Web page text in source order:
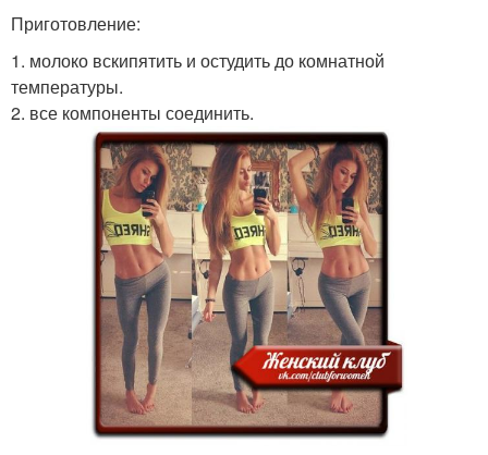
Приготовление:
1. молоко вскипятить и остудить до комнатной
температуры.
2. все компоненты соединить.